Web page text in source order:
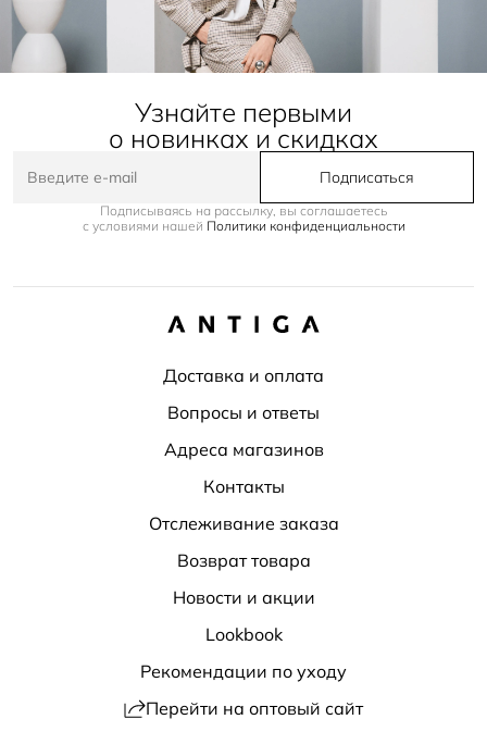
Узнайте первыми
о новинках и скидках
Подписаться
Подписываясь на рассылку, вы соглашаетесь
с условиями нашей Политики конфиденциальности
Доставка и оплата
Вопросы и ответы
Адреса магазинов
Контакты
Отслеживание заказа
Возврат товара
Новости и акции
Lookbook
Рекомендации по уходу
Перейти на оптовый сайт